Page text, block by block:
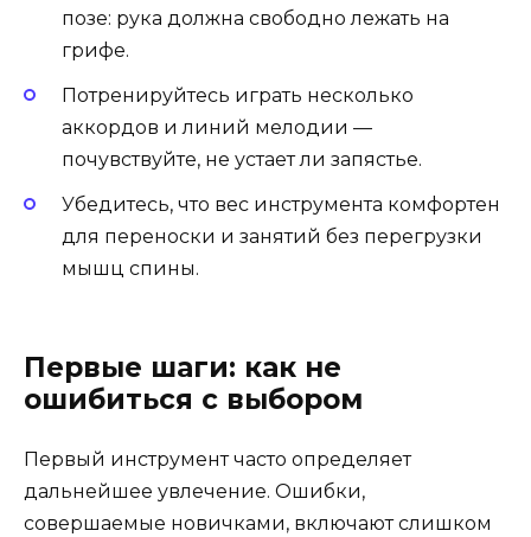
позе: рука должна свободно лежать на
грифе.
Потренируйтесь играть несколько
аккордов и линий мелодии —
почувствуйте, не устает ли запястье.
Убедитесь, что вес инструмента комфортен
для переноски и занятий без перегрузки
мышц спины.
Первые шаги: как не
ошибиться с выбором
Первый инструмент часто определяет
дальнейшее увлечение. Ошибки,
совершаемые новичками, включают слишком